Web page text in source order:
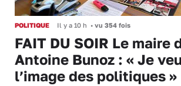
POLITIQUE Il y a 10 h • vu 354 fois
FAIT DU SOIR Le maire
Antoine Bunoz : « Je
l’image des politiques »